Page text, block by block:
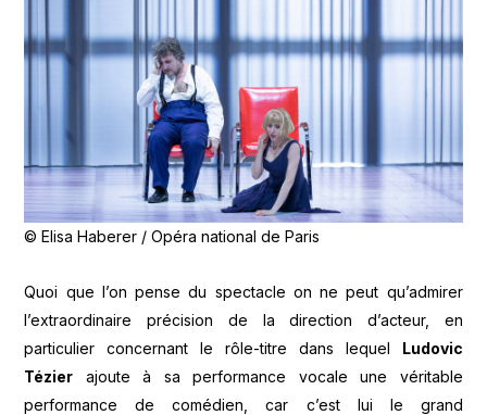
© Elisa Haberer / Opéra national de Paris
Quoi que l’on pense du spectacle on ne peut qu’admirer
l’extraordinaire précision de la direction d’acteur, en
particulier concernant le rôle-titre dans lequel Ludovic
Tézier ajoute à sa performance vocale une véritable
performance de comédien, car c’est lui le grand